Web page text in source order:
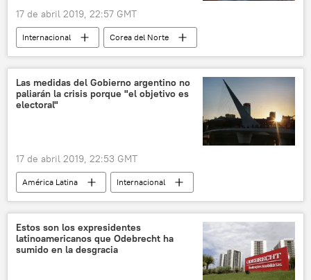
17 de abril 2019, 22:57 GMT
Internacional
Corea del Norte
pruebas
🌏 Asia
armamento
noticias
Las medidas del Gobierno argentino no
paliarán la crisis porque "el objetivo es
electoral"
17 de abril 2019, 22:53 GMT
América Latina
Internacional
Argentina
crisis económica
elecciones
debate
Estos son los expresidentes
latinoamericanos que Odebrecht ha
sumido en la desgracia